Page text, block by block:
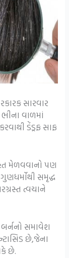
સારવાર
વાળમાં
ડેંડ્રફ સાફ
મેળવવાનો પણ
સમૃદ્ધ
ત્વચાને
બર્નનો સમાવેશ
છે,જેના
છે.